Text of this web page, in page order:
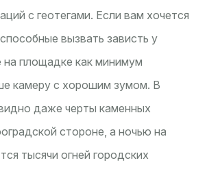
с геотегами. Если вам хочется
вызвать зависть у
площадке как минимум
камеру с хорошим зумом. В
даже черты каменных
стороне, а ночью на
тысячи огней городских